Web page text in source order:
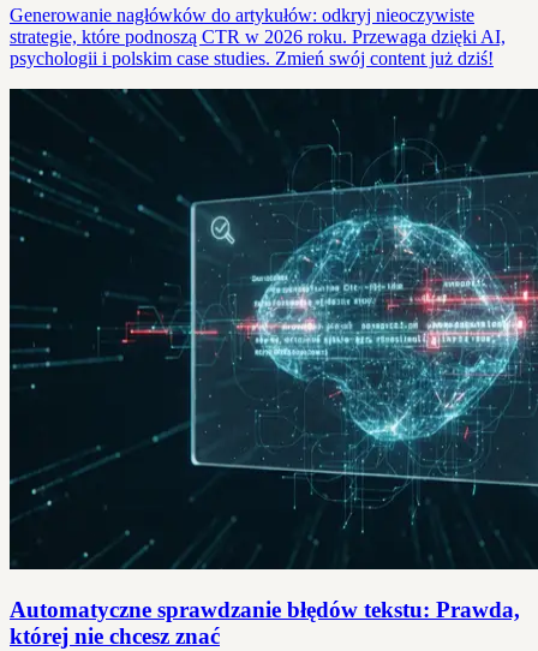
Generowanie nagłówków do artykułów: odkryj nieoczywiste
strategie, które podnoszą CTR w 2026 roku. Przewaga dzięki AI,
psychologii i polskim case studies. Zmień swój content już dziś!
Automatyczne sprawdzanie błędów tekstu: Prawda,
której nie chcesz znać